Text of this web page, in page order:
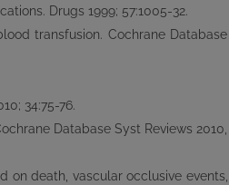
Drugs 1999; 57:1005-32.
transfusion. Cochrane Database
34:75-76.
Database Syst Reviews 2010,
on death, vascular occlusive events,